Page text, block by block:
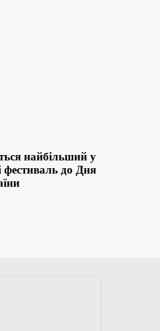
найбільший у
фестиваль до Дня